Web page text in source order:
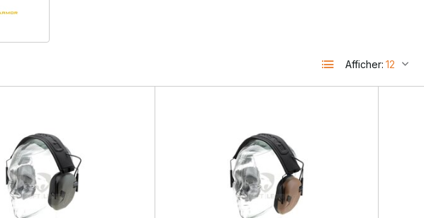
en cas d'exposition fréquente aux détonations.
passive
protection auditive.
bruits ambiants faibles. Cela vous permet de continuer à
fatiguer votre ouïe. La protection auditive passive atténue le
mais efficace.
Afficher: